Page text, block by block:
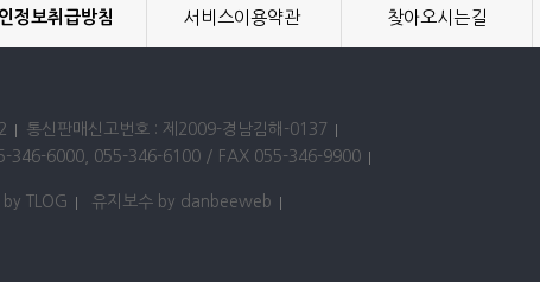
정보취급방침 서비스이용약관 찾아오시는길
통신판매신고번호 : 제2009-경남김해-0137
346-6000, 055-346-6100 / FAX 055-346-9900
TLOG 유지보수 by danbeeweb